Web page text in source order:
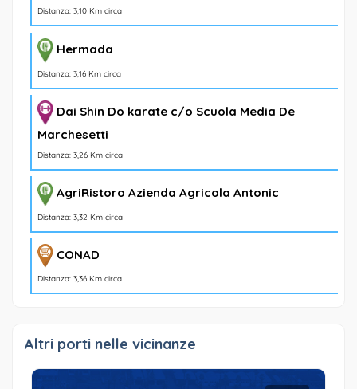
Distanza: 3,10 Km circa
Hermada
Distanza: 3,16 Km circa
Dai Shin Do karate c/o Scuola Media De
Marchesetti
Distanza: 3,26 Km circa
AgriRistoro Azienda Agricola Antonic
Distanza: 3,32 Km circa
CONAD
Distanza: 3,36 Km circa
Altri porti nelle vicinanze